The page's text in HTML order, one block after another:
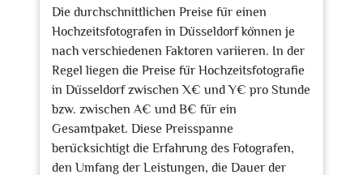
Die durchschnittlichen Preise für einen
Hochzeitsfotografen in Düsseldorf können je
nach verschiedenen Faktoren variieren. In der
Regel liegen die Preise für Hochzeitsfotografie
in Düsseldorf zwischen X€ und Y€ pro Stunde
bzw. zwischen A€ und B€ für ein
Gesamtpaket. Diese Preisspanne
berücksichtigt die Erfahrung des Fotografen,
den Umfang der Leistungen, die Dauer der